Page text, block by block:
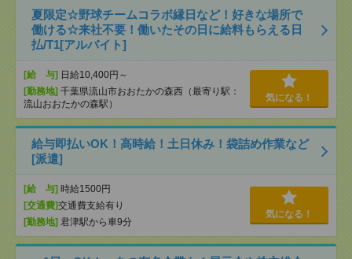
夏限定☆野球チームコラボ縁日など！好きな場所で
働ける☆来社不要！働いたその日に給料もらえる日
払/T1[アルバイト]
[給 与] 日給10,400円～
[勤務地] 千葉県流山市おおたかの森西（最寄り駅：
流山おおたかの森駅）
気になる！
給与即払いOK！高時給！土日休み！袋詰め作業など
[派遣]
[給 与] 時給1500円
[交通費]交通費支給有り
[勤務地] 君津駅から車9分
気になる！